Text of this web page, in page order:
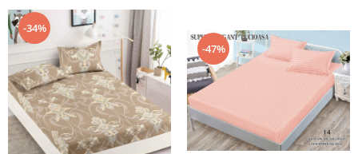
-34%
-47%